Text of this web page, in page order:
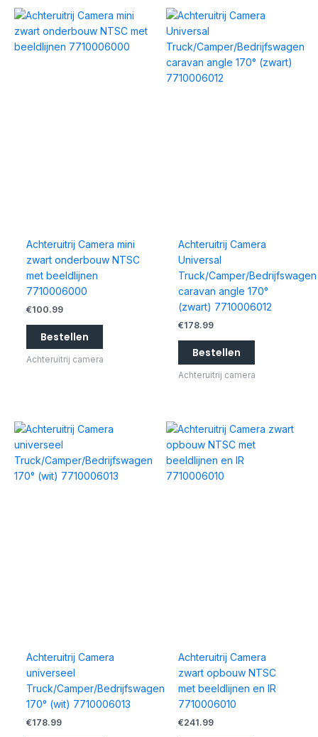
Achteruitrij Camera mini
zwart onderbouw NTSC
met beeldlijnen
7710006000
€100.99
Bestellen
Achteruitrij camera
Achteruitrij Camera
Universal
Truck/Camper/Bedrijfswagen
caravan angle 170°
(zwart) 7710006012
€178.99
Bestellen
Achteruitrij camera
Achteruitrij Camera
universeel
Truck/Camper/Bedrijfswagen
170° (wit) 7710006013
€178.99
Achteruitrij Camera
zwart opbouw NTSC
met beeldlijnen en IR
7710006010
€241.99